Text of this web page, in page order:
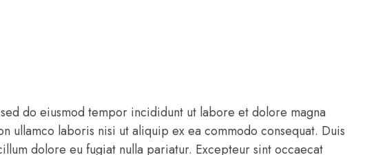
do eiusmod tempor incididunt ut labore et dolore magna
ullamco laboris nisi ut aliquip ex ea commodo consequat. Duis
dolore eu fugiat nulla pariatur. Excepteur sint occaecat